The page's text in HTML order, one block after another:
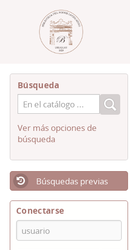
Búsqueda
Ver más opciones de
búsqueda
Búsquedas previas
Conectarse